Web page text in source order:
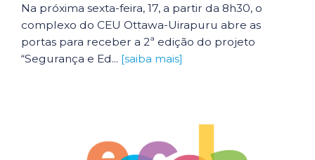
Na próxima sexta-feira, 17, a partir da 8h30, o
complexo do CEU Ottawa-Uirapuru abre as
portas para receber a 2ª edição do projeto
“Segurança e Ed... [saiba mais]